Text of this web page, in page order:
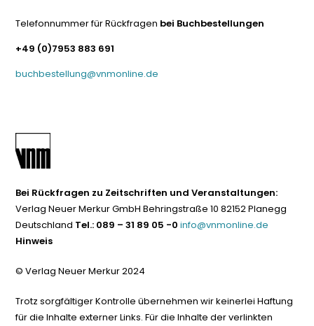
Telefonnummer für Rückfragen bei Buchbestellungen
+49 (0)7953 883 691
buchbestellung@vnmonline.de
Bei Rückfragen zu Zeitschriften und Veranstaltungen:
Verlag Neuer Merkur GmbH Behringstraße 10 82152 Planegg
Deutschland Tel.: 089 – 31 89 05 -0 info@vnmonline.de
Hinweis
© Verlag Neuer Merkur 2024
Trotz sorgfältiger Kontrolle übernehmen wir keinerlei Haftung
für die Inhalte externer Links. Für die Inhalte der verlinkten